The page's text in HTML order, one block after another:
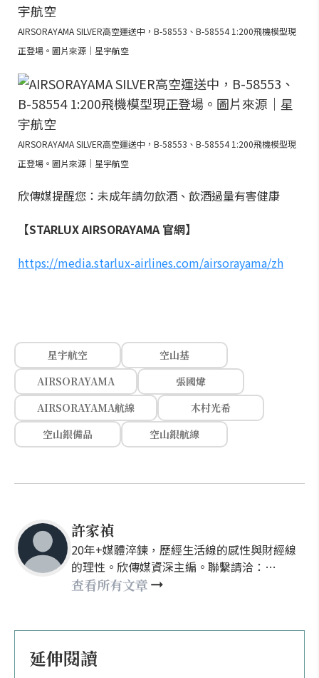
AIRSORAYAMA SILVER高空運送中，B-58553、B-58554 1:200飛機模型現
正登場。圖片來源｜星宇航空
AIRSORAYAMA SILVER高空運送中，B-58553、B-58554 1:200飛機模型現
正登場。圖片來源｜星宇航空
欣傳媒提醒您：未成年請勿飲酒、飲酒過量有害健康
【STARLUX AIRSORAYAMA 官網】
https://media.starlux-airlines.com/airsorayama/zh
星宇航空
空山基
AIRSORAYAMA
張國煒
AIRSORAYAMA航線
木村光希
空山銀備品
空山銀航線
許家禎
20年+媒體淬鍊，歷經生活線的感性與財經線
的理性。欣傳媒資深主編。聯繫請洽：
nellyhsu@xinmedia.com
查看所有文章
延伸閱讀